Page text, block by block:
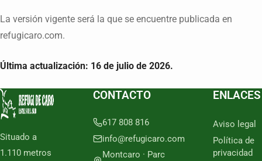
La versión vigente será la que se encuentre publicada en
refugicaro.com.
Última actualización: 16 de julio de 2026.
Situado a
1.110 metros
CONTACTO
617 808 816
info@refugicaro.com
Montcaro · Parc
ENLACES
Aviso legal
Política de
privacidad